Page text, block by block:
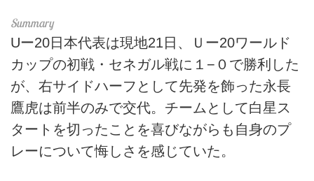
Uー20日本代表は現地21日、Ｕー20ワールド
カップの初戦・セネガル戦に１−０で勝利した
が、右サイドハーフとして先発を飾った永長
鷹虎は前半のみで交代。チームとして白星ス
タートを切ったことを喜びながらも自身のプ
レーについて悔しさを感じていた。